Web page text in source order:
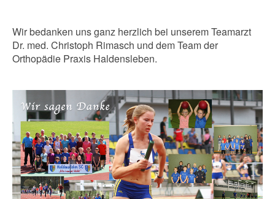
Wir bedanken uns ganz herzlich bei unserem Teamarzt
Dr. med. Christoph Rimasch und dem Team der
Orthopädie Praxis Haldensleben.